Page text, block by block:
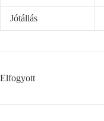
Jótállás
Elfogyott